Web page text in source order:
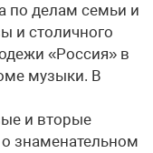
по делам семьи и
и столичного
«Россия» в
музыки. В
и вторые
знаменательном